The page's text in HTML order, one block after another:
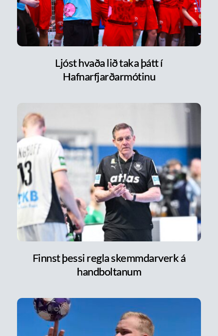
Ljóst hvaða lið taka þátt í
Hafnarfjarðarmótinu
Finnst þessi regla skemmdarverk á
handboltanum